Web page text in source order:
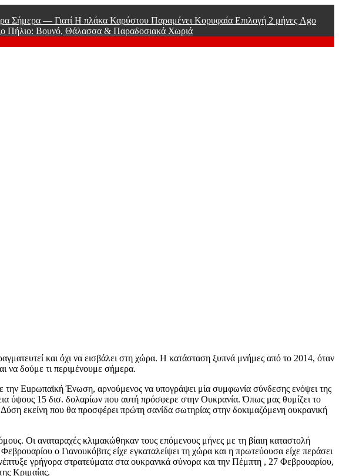
Σήμερα — Γιατί Η πλάκα Καρύστου Παραμένει Κορυφαία Επιλογή 2 μήνες Ago
Πήλιο: Βουνό, Θάλασσα & Παραδοσιακά Χωριά
και όχι να εισβάλει στη χώρα. Η κατάσταση ξυπνά μνήμες από το 2014, όταν
να δούμε τι περιμένουμε σήμερα.
την Euρωπαϊκή Ένωση, αρνούμενος να υπογράψει μία συμφωνία σύνδεσης ενόψει της
ύψους 15 δισ. δολαρίων που αυτή πρόσφερε στην Ουκρανία. Όπως μας θυμίζει το
εκείνη που θα προσφέρει πρώτη σανίδα σωτηρίας στην δοκιμαζόμενη ουκρανική
Οι αναταραχές κλιμακώθηκαν τους επόμενους μήνες με τη βίαιη καταστολή
ο Γιανουκόβιτς είχε εγκαταλείψει τη χώρα και η πρωτεύουσα είχε περάσει
γρήγορα στρατεύματα στα ουκρανικά σύνορα και την Πέμπτη , 27 Φεβρουαρίου,
Κριμαίας.